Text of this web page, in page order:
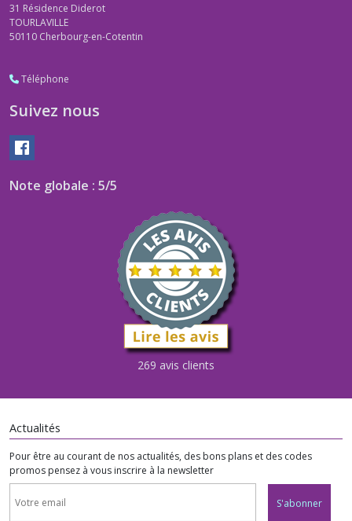
31 Résidence Diderot
TOURLAVILLE
50110 Cherbourg-en-Cotentin
Téléphone
Suivez nous
Note globale : 5/5
269 avis clients
Actualités
Pour être au courant de nos actualités, des bons plans et des codes
promos pensez à vous inscrire à la newsletter
S'abonner